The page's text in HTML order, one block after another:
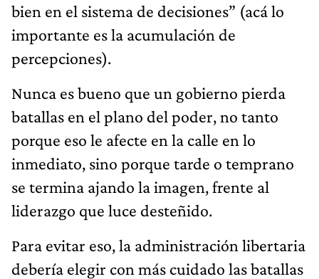
bien en el sistema de decisiones” (acá lo
importante es la acumulación de
percepciones).
Nunca es bueno que un gobierno pierda
batallas en el plano del poder, no tanto
porque eso le afecte en la calle en lo
inmediato, sino porque tarde o temprano
se termina ajando la imagen, frente al
liderazgo que luce desteñido.
Para evitar eso, la administración libertaria
debería elegir con más cuidado las batallas